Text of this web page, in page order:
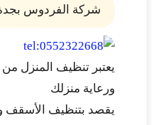
شركة الفردوس
يعتبر تنظيف المنزل
ورعاية منزلك
يقصد بتنظيف الأسقف